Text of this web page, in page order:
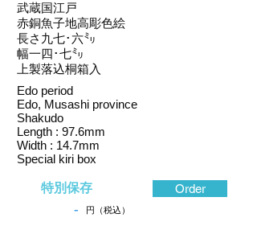
武蔵国江戸
赤銅魚子地高彫色絵
長さ九七･六㍉
幅一四･七㍉
上製落込桐箱入
Edo period
Edo, Musashi province
Shakudo
Length : 97.6mm
Width : 14.7mm
Special kiri box
特別保存
- 円（税込）
Order